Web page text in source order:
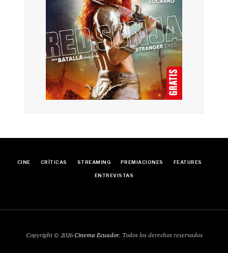
CINE CRÍTICAS STREAMING PREMIACIONES FEATURES
ENTREVISTAS
Copyright © 2026Cinema Ecuador. Todos los derechos reservados